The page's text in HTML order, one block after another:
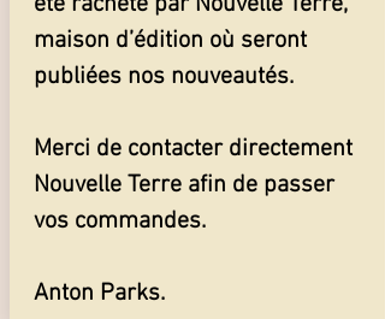
maison d’édition où seront
publiées nos nouveautés.
Merci de contacter directement
Nouvelle Terre afin de passer
vos commandes.
Anton Parks.